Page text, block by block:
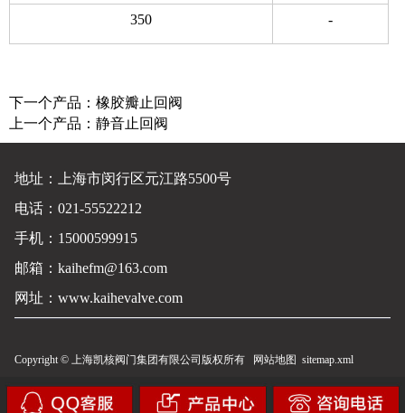
350 -
下一个产品： 橡胶瓣止回阀
上一个产品： 静音止回阀
地址：上海市闵行区元江路5500号
电话：021-55522212
手机：15000599915
邮箱：kaihefm@163.com
网址： www.kaihevalve.com
Copyright © 上海凯核阀门集团有限公司版权所有 网站地图 sitemap.xml